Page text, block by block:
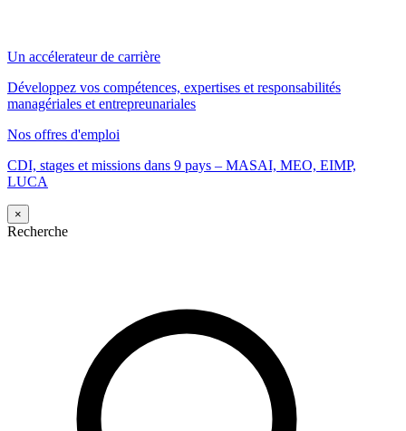
Un accélerateur de carrière
Développez vos compétences, expertises et responsabilités
managériales et entrepreunariales
Nos offres d'emploi
CDI, stages et missions dans 9 pays – MASAI, MEO, EIMP,
LUCA
×
Recherche